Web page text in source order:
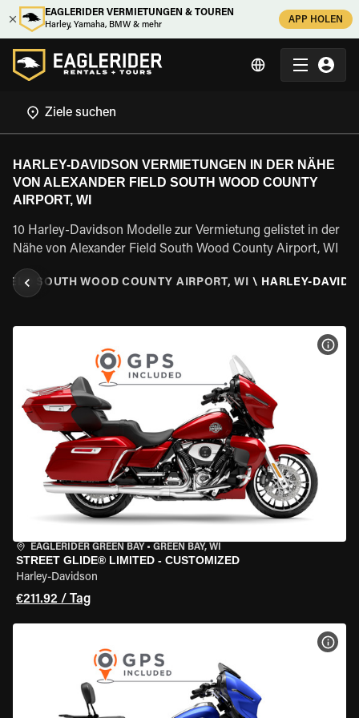
EAGLERIDER VERMIETUNGEN & TOUREN
Harley, Yamaha, BMW & mehr
APP HOLEN
HARLEY-DAVIDSON VERMIETUNGEN IN DER NÄHE
VON ALEXANDER FIELD SOUTH WOOD COUNTY
AIRPORT, WI
10 Harley-Davidson Modelle zur Vermietung gelistet in der
Nähe von Alexander Field South Wood County Airport, WI
SOUTH WOOD COUNTY AIRPORT, WI \ HARLEY-
EAGLERIDER GREEN BAY • GREEN BAY, WI
STREET GLIDE® LIMITED - CUSTOMIZED
Harley-Davidson
€211.92 / Tag